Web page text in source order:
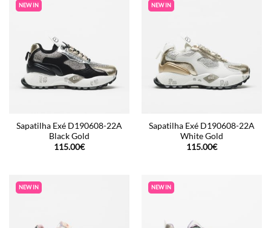
NEW IN
Sapatilha Exé D190608-22A
Black Gold
115.00€
NEW IN
Sapatilha Exé D190608-22A
White Gold
115.00€
NEW IN NEW IN